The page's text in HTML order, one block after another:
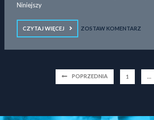
Niniejszy
CZYTAJ WIĘCEJ ZOSTAW KOMENTARZ
POPRZEDNIA 1 …